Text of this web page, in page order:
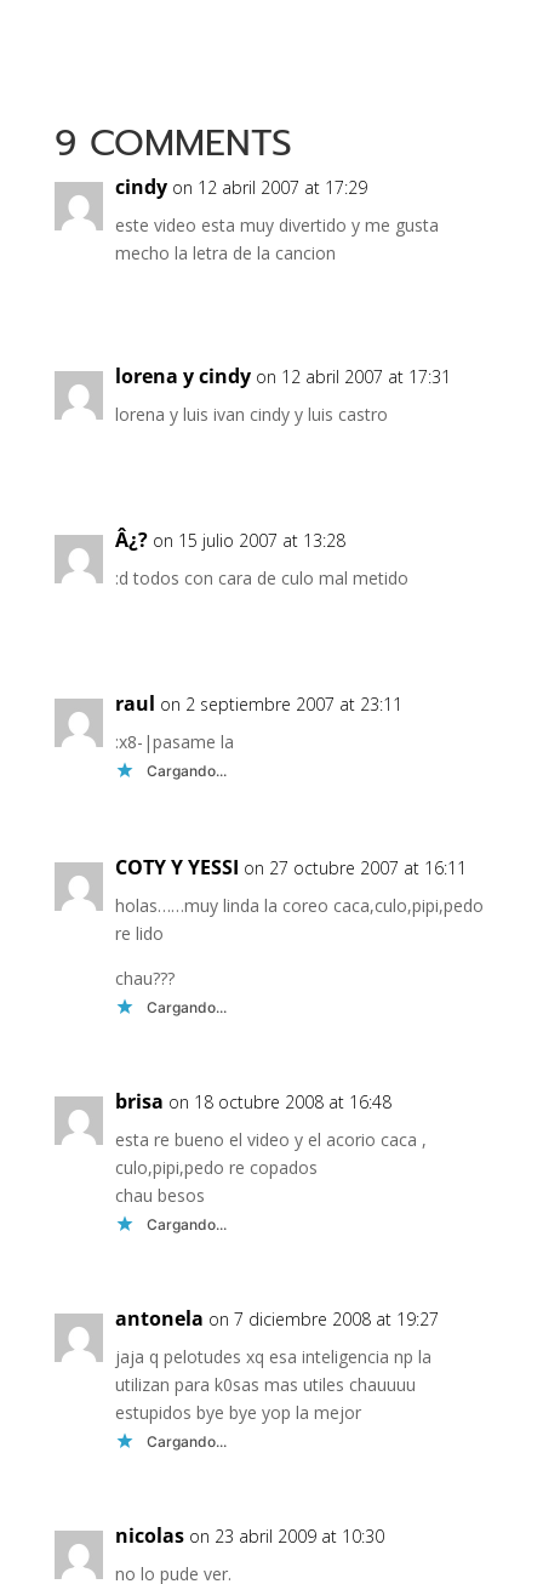
om/El-Niche-Para-ti-
mi-viejo.mp3 A
continuación, la letra y
su descarga. Este
tema esta…
9 COMMENTS
cindy on 12 abril 2007 at 17:29
este video esta muy divertido y me gusta
mecho la letra de la cancion
lorena y cindy on 12 abril 2007 at 17:31
lorena y luis ivan cindy y luis castro
Â¿? on 15 julio 2007 at 13:28
:d todos con cara de culo mal metido
raul on 2 septiembre 2007 at 23:11
:x8-|pasame la
Cargando...
COTY Y YESSI on 27 octubre 2007 at 16:11
holas……muy linda la coreo caca,culo,pipi,pedo
re lido
chau???
Cargando...
brisa on 18 octubre 2008 at 16:48
esta re bueno el video y el acorio caca ,
culo,pipi,pedo re copados
chau besos
Cargando...
antonela on 7 diciembre 2008 at 19:27
jaja q pelotudes xq esa inteligencia np la
utilizan para k0sas mas utiles chauuuu
estupidos bye bye yop la mejor
Cargando...
nicolas on 23 abril 2009 at 10:30
no lo pude ver.